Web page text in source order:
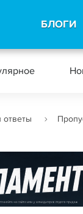
БЛОГИ
ответы